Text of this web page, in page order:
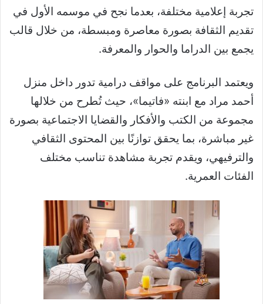
تجربة إعلامية مختلفة، بعدما نجح في موسمه الأول في
تقديم الثقافة بصورة معاصرة ومبسطة، من خلال قالب
يجمع بين الدراما والحوار والمعرفة.
ويعتمد البرنامج على مواقف درامية تدور داخل منزل
أحمد مراد مع ابنته «فاتيما»، حيث تُطرح من خلالها
مجموعة من الكتب والأفكار والقضايا الاجتماعية بصورة
غير مباشرة، بما يحقق توازنًا بين المحتوى الثقافي
والترفيهي، ويقدم تجربة مشاهدة تناسب مختلف
الفئات العمرية.